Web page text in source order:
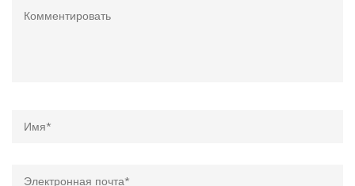
Комментировать
Name
Email*